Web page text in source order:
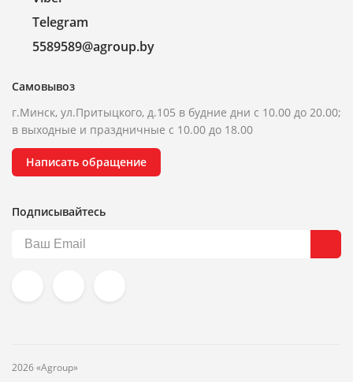
Telegram
5589589@agroup.by
Самовывоз
г.Минск, ул.Притыцкого, д.105 в будние дни с 10.00 до 20.00;
в выходные и праздничные с 10.00 до 18.00
Написать обращение
Подписывайтесь
2026 «Agroup»